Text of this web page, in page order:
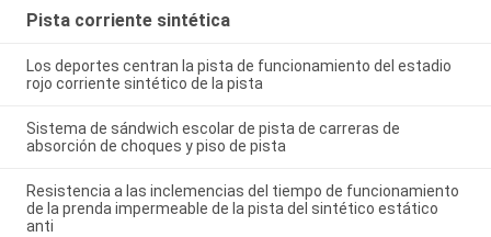
Pista corriente sintética
Los deportes centran la pista de funcionamiento del estadio
rojo corriente sintético de la pista
Sistema de sándwich escolar de pista de carreras de
absorción de choques y piso de pista
Resistencia a las inclemencias del tiempo de funcionamiento
de la prenda impermeable de la pista del sintético estático
anti